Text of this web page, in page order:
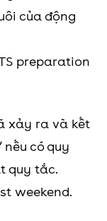
của động
preparation
xảy ra và kết
có quy
quy tắc.
weekend.